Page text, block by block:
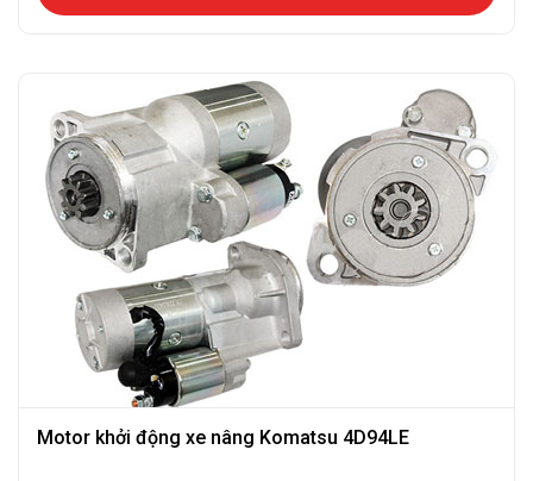
Motor khởi động xe nâng Komatsu 4D94LE